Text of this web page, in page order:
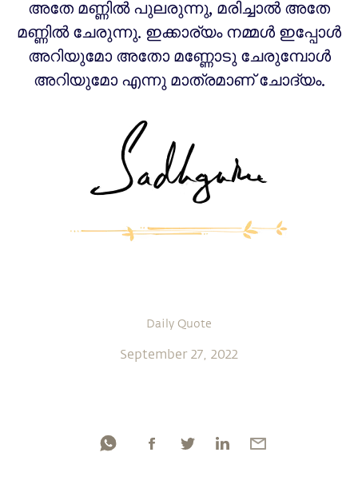
അതേ മണ്ണിൽ പുലരുന്നു, മരിച്ചാൽ അതേ
മണ്ണിൽ ചേരുന്നു. ഇക്കാര്യം നമ്മൾ ഇപ്പോൾ
അറിയുമോ അതോ മണ്ണോടു ചേരുമ്പോൾ
അറിയുമോ എന്നു മാത്രമാണ് ചോദ്യം.
Daily Quote
September 27, 2022